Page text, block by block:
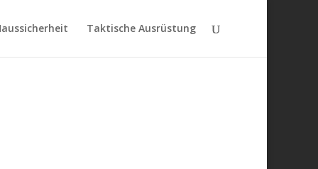
Taktische Ausrüstung